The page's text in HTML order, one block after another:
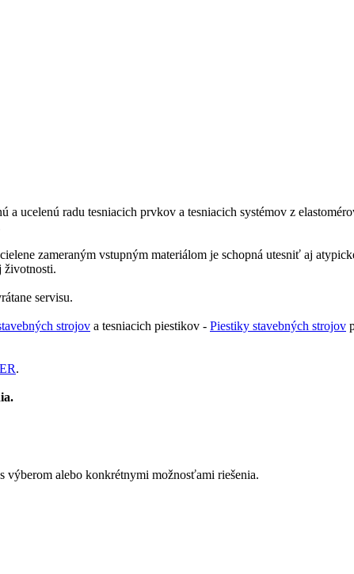
ucelenú radu tesniacich prvkov a tesniacich systémov z
zameraným vstupným materiálom je schopná utesniť aj
životnosti.
servisu.
strojov a tesniacich piestikov - Piestiky stavebných strojov
.
alebo konkrétnymi možnosťami riešenia.